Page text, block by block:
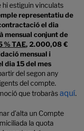
hi estiguin vinculats
representatiu de
el dia
mensual conjunt de
% TAE, 2.000,08 €
mensual i
dia 15 del mes
del segon any
del compte.
que trobaràsaquí.
d'alta un Compte
la quota